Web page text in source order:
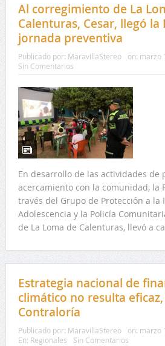
Al corregimiento de La
Calenturas, Cesar, llegó la
jornada preventiva
Publicado por: MaravillaStereo on: marzo
Sin Comentarios
En desarrollo de las actividades de
acercamiento con la comunidad, la
través del Grupo de Protección a la
Adolescencia y la Policía
de La Loma de Calenturas, llevó a
Estrategia nacional de
climático no resulta
Contraloría
Publicado por: MaravillaStereo on: marzo
En: Regionales Sin Comentarios